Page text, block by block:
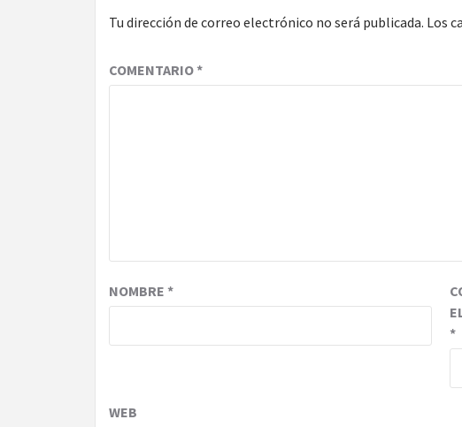
Tu dirección de correo electrónico no será publicada. Los
COMENTARIO*
NOMBRE *
*
WEB